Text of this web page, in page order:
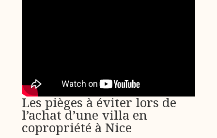
Les pièges à éviter lors de
l’achat d’une villa en
copropriété à Nice